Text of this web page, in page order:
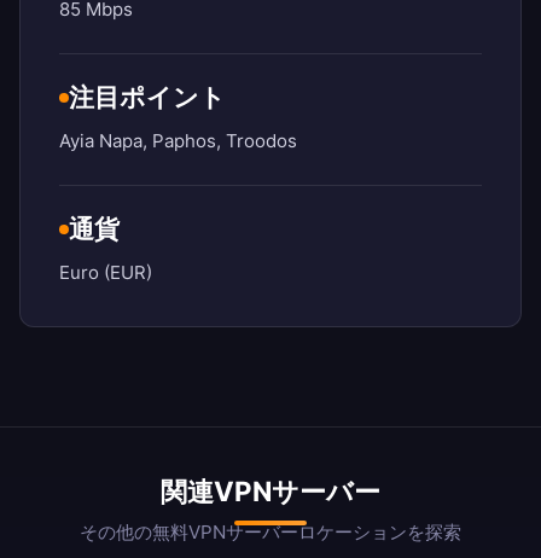
85 Mbps
注目ポイント
Ayia Napa, Paphos, Troodos
通貨
Euro (EUR)
関連VPNサーバー
その他の無料VPNサーバーロケーションを探索